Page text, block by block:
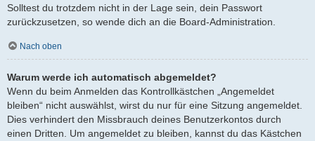
Solltest du trotzdem nicht in der Lage sein, dein Passwort
zurückzusetzen, so wende dich an die Board-Administration.
Nach oben
Warum werde ich automatisch abgemeldet?
Wenn du beim Anmelden das Kontrollkästchen „Angemeldet
bleiben“ nicht auswählst, wirst du nur für eine Sitzung angemeldet.
Dies verhindert den Missbrauch deines Benutzerkontos durch
einen Dritten. Um angemeldet zu bleiben, kannst du das Kästchen